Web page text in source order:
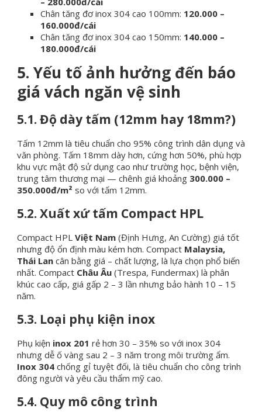
Chân tăng đơ inox 304 cao 100mm: 120.000 –
160.000đ/cái
Chân tăng đơ inox 304 cao 150mm: 140.000 –
180.000đ/cái
5. Yếu tố ảnh hưởng đến báo
giá vách ngăn vệ sinh
5.1. Độ dày tấm (12mm hay 18mm?)
Tấm 12mm là tiêu chuẩn cho 95% công trình dân dụng và
văn phòng. Tấm 18mm dày hơn, cứng hơn 50%, phù hợp
khu vực mật độ sử dụng cao như trường học, bệnh viện,
trung tâm thương mại — chênh giá khoảng 300.000 –
350.000đ/m² so với tấm 12mm.
5.2. Xuất xứ tấm Compact HPL
Compact HPL Việt Nam (Định Hưng, An Cường) giá tốt
nhưng độ ổn định màu kém hơn. Compact Malaysia,
Thái Lan cân bằng giá – chất lượng, là lựa chọn phổ biến
nhất. Compact Châu Âu (Trespa, Fundermax) là phân
khúc cao cấp, giá gấp 2 – 3 lần nhưng bảo hành 10 – 15
năm.
5.3. Loại phụ kiện inox
Phụ kiện inox 201 rẻ hơn 30 – 35% so với inox 304
nhưng dễ ố vàng sau 2 – 3 năm trong môi trường ẩm.
Inox 304 chống gỉ tuyệt đối, là tiêu chuẩn cho công trình
đông người và yêu cầu thẩm mỹ cao.
5.4. Quy mô công trình